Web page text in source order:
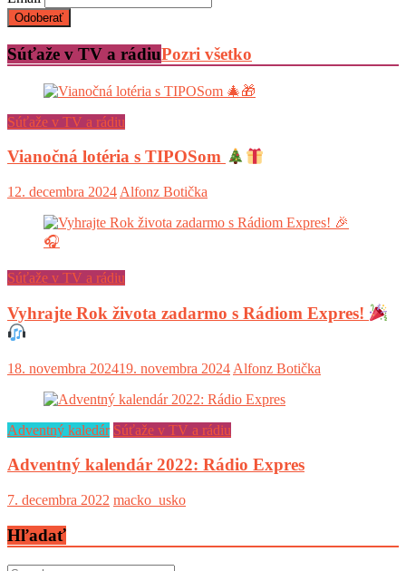
Súťaže v TV a rádiuPozri všetko
Súťaže v TV a rádiu
Vianočná lotéria s TIPOSom
12. decembra 2024 Alfonz Botička
Súťaže v TV a rádiu
Vyhrajte Rok života zadarmo s Rádiom Expres!
18. novembra 202419. novembra 2024 Alfonz Botička
Adventný kaledár Súťaže v TV a rádiu
Adventný kalendár 2022: Rádio Expres
7. decembra 2022 macko_usko
Hľadať